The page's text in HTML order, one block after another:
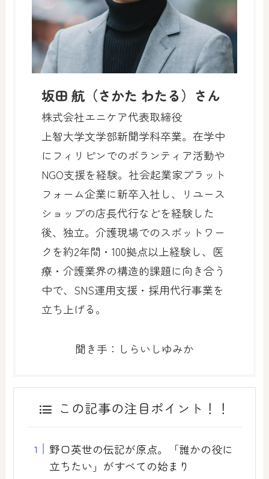
坂田 航（さかた わたる）さん
株式会社エニケア代表取締役
上智大学文学部新聞学科卒業。在学中
にフィリピンでのボランティア活動や
NGO支援を経験。社会起業家プラット
フォーム企業に新卒入社し、リユース
ショップの店長代行などを経験した
後、独立。介護現場でのスポットワー
クを約2年間・100拠点以上経験し、医
療・介護業界の構造的課題に向き合う
中で、SNS運用支援・採用代行事業を
立ち上げる。
聞き手：しらいしゆみか
この記事の注目ポイント！！
野口英世の伝記が原点。「誰かの役に
立ちたい」がすべての始まり